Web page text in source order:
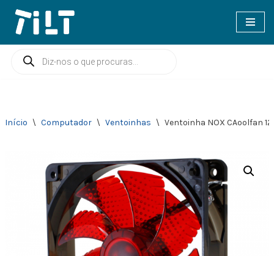
Avançar
para
Início \ Computador \ Ventoinhas \ Ventoinha NOX CAoolfan